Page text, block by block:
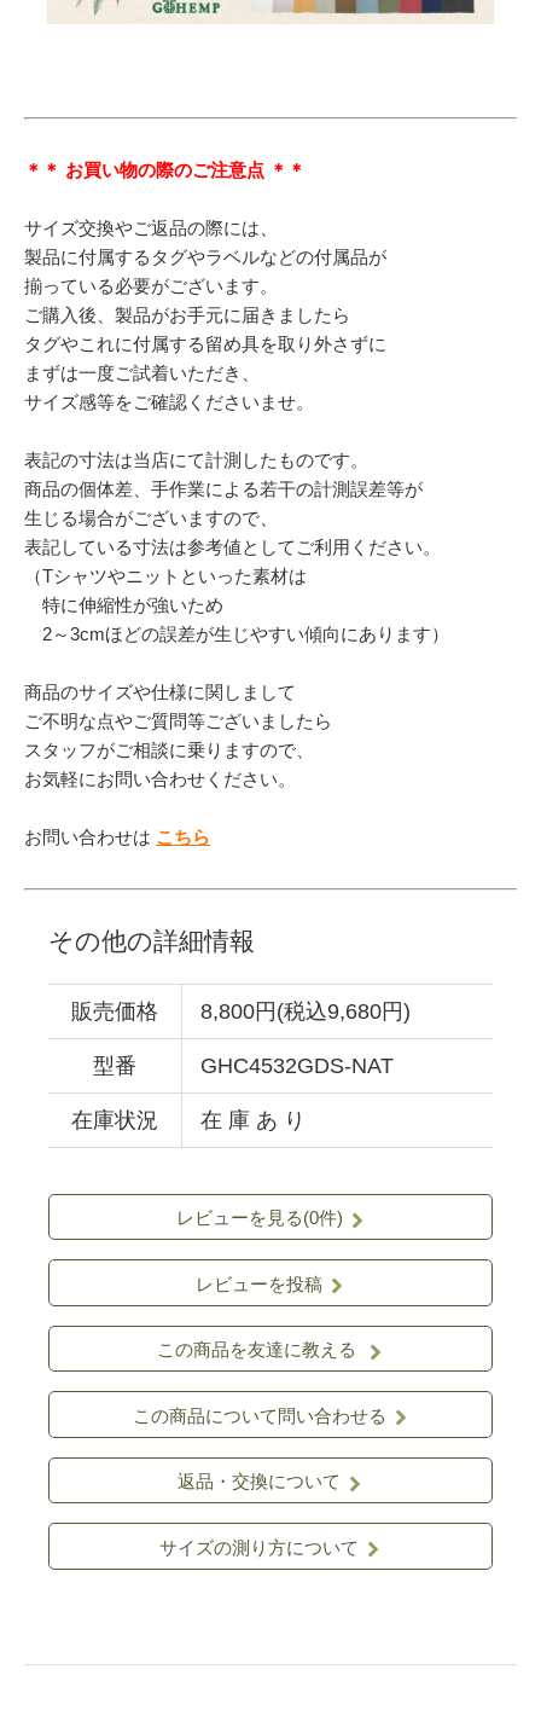
＊＊ お買い物の際のご注意点 ＊＊
サイズ交換やご返品の際には、
製品に付属するタグやラベルなどの付属品が
揃っている必要がございます。
ご購入後、製品がお手元に届きましたら
タグやこれに付属する留め具を取り外さずに
まずは一度ご試着いただき、
サイズ感等をご確認くださいませ。
表記の寸法は当店にて計測したものです。
商品の個体差、手作業による若干の計測誤差等が
生じる場合がございますので、
表記している寸法は参考値としてご利用ください。
（Tシャツやニットといった素材は
特に伸縮性が強いため
2～3cmほどの誤差が生じやすい傾向にあります）
商品のサイズや仕様に関しまして
ご不明な点やご質問等ございましたら
スタッフがご相談に乗りますので、
お気軽にお問い合わせください。
お問い合わせは こちら
その他の詳細情報
販売価格 8,800円(税込9,680円)
型番 GHC4532GDS-NAT
在庫状況 在 庫 あ り
レビューを見る(0件)
レビューを投稿
この商品を友達に教える
この商品について問い合わせる
返品・交換について
サイズの測り方について